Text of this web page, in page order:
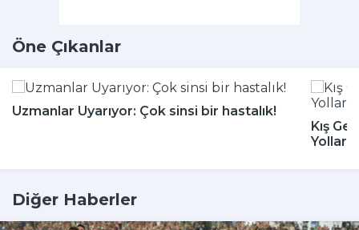
Öne Çıkanlar
Uzmanlar Uyarıyor: Çok sinsi bir hastalık!
Kış
Yolları
Diğer Haberler